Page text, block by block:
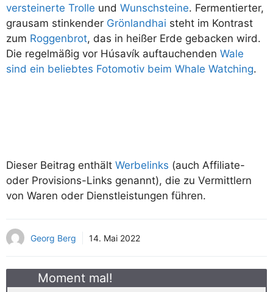
versteinerte Trolle und Wunschsteine. Fermentierter,
grausam stinkender Grönlandhai steht im Kontrast
zum Roggenbrot, das in heißer Erde gebacken wird.
Die regelmäßig vor Húsavík auftauchenden Wale
sind ein beliebtes Fotomotiv beim Whale Watching.
Dieser Beitrag enthält Werbelinks (auch Affiliate-
oder Provisions-Links genannt), die zu Vermittlern
von Waren oder Dienstleistungen führen.
Georg Berg 14. Mai 2022
Moment mal!